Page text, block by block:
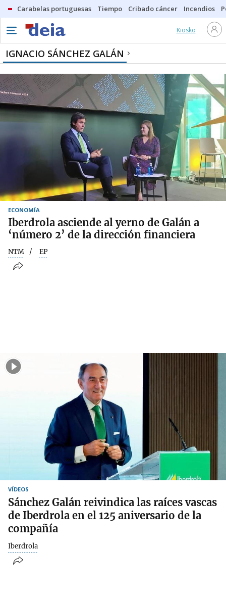
Carabelas portuguesas Tiempo Cribado cáncer Incendios
Kiosko
IGNACIO SÁNCHEZ GALÁN
ECONOMÍA
Iberdrola asciende al yerno de Galán a
‘número 2’ de la dirección financiera
NTM EP
VÍDEOS
Sánchez Galán reivindica las raíces vascas
de Iberdrola en el 125 aniversario de la
compañía
Iberdrola